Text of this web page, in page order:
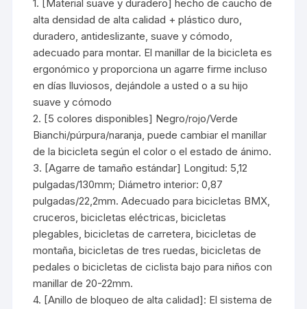
1. [Material suave y duradero] hecho de caucho de
alta densidad de alta calidad + plástico duro,
duradero, antideslizante, suave y cómodo,
adecuado para montar. El manillar de la bicicleta es
ergonómico y proporciona un agarre firme incluso
en días lluviosos, dejándole a usted o a su hijo
suave y cómodo
2. [5 colores disponibles] Negro/rojo/Verde
Bianchi/púrpura/naranja, puede cambiar el manillar
de la bicicleta según el color o el estado de ánimo.
3. [Agarre de tamaño estándar] Longitud: 5,12
pulgadas/130mm; Diámetro interior: 0,87
pulgadas/22,2mm. Adecuado para bicicletas BMX,
cruceros, bicicletas eléctricas, bicicletas
plegables, bicicletas de carretera, bicicletas de
montaña, bicicletas de tres ruedas, bicicletas de
pedales o bicicletas de ciclista bajo para niños con
manillar de 20-22mm.
4. [Anillo de bloqueo de alta calidad]: El sistema de